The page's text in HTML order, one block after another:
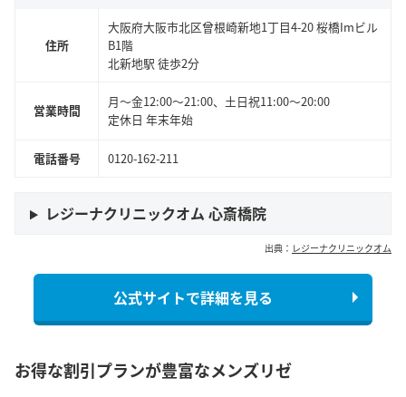
住所
大阪府大阪市北区曾根崎新地1丁目4-20 桜橋Imビル
B1階
北新地駅 徒歩2分
営業時間
月〜金12:00〜21:00、土日祝11:00〜20:00
定休日 年末年始
電話番号 0120-162-211
レジーナクリニックオム 心斎橋院
出典： レジーナクリニックオム
公式サイトで詳細を見る
お得な割引プランが豊富なメンズリゼ